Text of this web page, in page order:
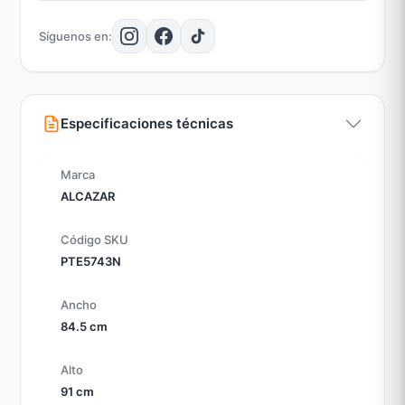
Especificaciones técnicas
Marca
ALCAZAR
Código SKU
PTE5743N
Ancho
84.5 cm
Alto
91 cm
Potencia: 11 KW = 9458 Kcal
Rango Calefacción: Hasta 180 m²
Tiraje: Frontal
Diámetro del cañón: 5"
Síguenos en: